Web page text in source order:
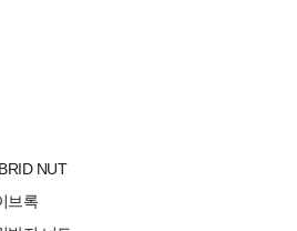
NUT
브록